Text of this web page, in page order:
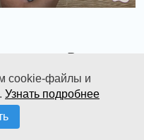
Рисуем
cookie-файлы и
Узнать подробнее